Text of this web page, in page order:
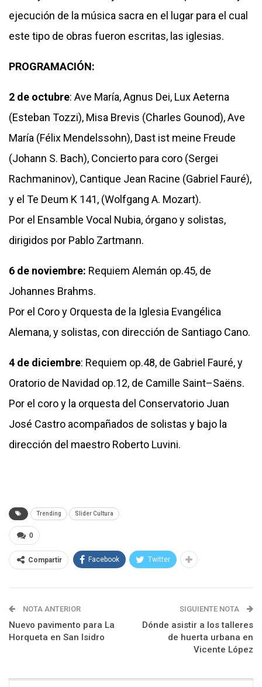
ejecución de la música sacra en el lugar para el cual
este tipo de obras fueron escritas, las iglesias.
PROGRAMACIÓN:
2 de octubre: Ave María, Agnus Dei, Lux Aeterna
(Esteban Tozzi), Misa Brevis (Charles Gounod), Ave
María (Félix Mendelssohn), Dast ist meine Freude
(Johann S. Bach), Concierto para coro (Sergei
Rachmaninov), Cantique Jean Racine (Gabriel Fauré),
y el Te Deum K 141, (Wolfgang A. Mozart).
Por el Ensamble Vocal Nubia, órgano y solistas,
dirigidos por Pablo Zartmann.
6 de noviembre: Requiem Alemán op.45, de
Johannes Brahms.
Por el Coro y Orquesta de la Iglesia Evangélica
Alemana, y solistas, con dirección de Santiago Cano.
4 de diciembre: Requiem op.48, de Gabriel Fauré, y
Oratorio de Navidad op.12, de Camille Saint–Saëns.
Por el coro y la orquesta del Conservatorio Juan
José Castro acompañados de solistas y bajo la
dirección del maestro Roberto Luvini.
Trending Slider Cultura
0
Compartir Facebook Twitter
NOTA ANTERIOR
Nuevo pavimento para La
Horqueta en San Isidro
SIGUIENTE NOTA
Dónde asistir a los talleres
de huerta urbana en
Vicente López